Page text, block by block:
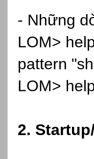
- Những
LOM>
pattern
LOM>
2.